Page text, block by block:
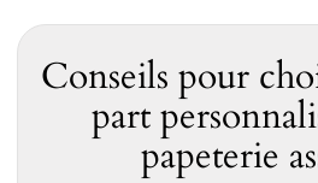
Conseils pour
part
papeterie